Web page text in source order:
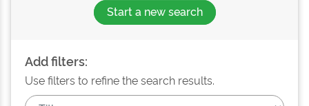
Start a new search
Add filters:
Use filters to refine the search results.